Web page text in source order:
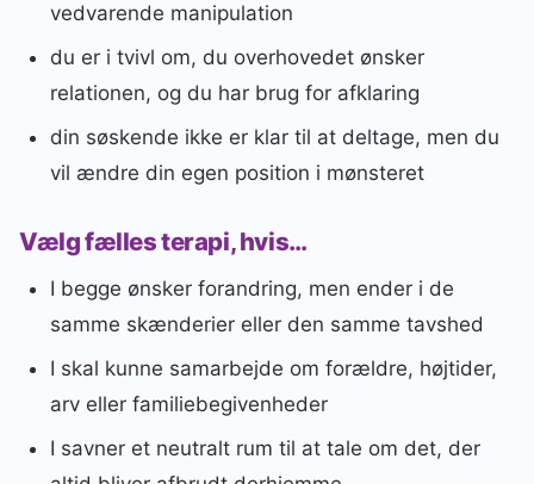
vedvarende manipulation
du er i tvivl om, du overhovedet ønsker
relationen, og du har brug for afklaring
din søskende ikke er klar til at deltage, men du
vil ændre din egen position i mønsteret
Vælg fælles terapi, hvis…
I begge ønsker forandring, men ender i de
samme skænderier eller den samme tavshed
I skal kunne samarbejde om forældre, højtider,
arv eller familiebegivenheder
I savner et neutralt rum til at tale om det, der